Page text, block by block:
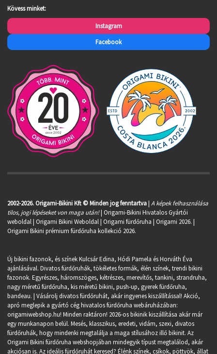
Kövess minket:
Instagram
Facebook
2002-2026. Origami-Bikini Kft © Minden jog fenntartva| A képek felhasználása
tilos, jogi lépéseket von maga után!| Origami-Bikini Hivatalos Gyártói
weboldal | Origami Bikini Weboldal | Origami fürdőruha | Origami 2026. |
Origami Bikini prémium fürdőruha kollekció 2026.
Új bikini fazonok, és színek Kulcsár Edina, Hódi Pamela és Horváth Éva
ajánlásával. Divatos fürdőruhák, tökéletes formák, élén színek, trendi bikini
fazonok. Egyrészes, háromszöges, kétrészes, merevítős, tankini, strandruha,
nagy méretű fürdőruha, kis méretű bikini, push-up, gyerek fürdőruha,
bandeau. | Vásárolj divatos fürdőruhát, akár ingyenes kiszállítással! Akció,
apró meglepik a gyártó cég hivatalos fürdőruha webáruházában:
origamiwebshop.hu! Minden raktáron! 2026-os bikinik kiszállítása akár már
egy munkanapon belül. Mesés, klasszikus, eredeti, vidám, szexi, divatos
fürdőruhák, hogy mindenki megtalálja a maga stílusához illő bikinit. Az
Origami Bikini fürdőruha webshopjában mindegyik típust megtalálod, akár
akciósan is. Az ideális fürdőruhát keresed? Élénk színek, csíkok, pöttyök, állat